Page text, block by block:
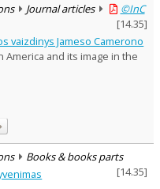
Journal articles
©InC
[14.35]
vaizdinys Jameso Camerono
America and its image in the
Books & books parts
[14.35]